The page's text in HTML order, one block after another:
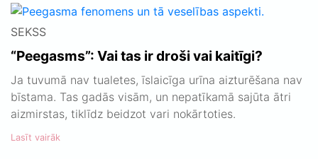
SEKSS
“Peegasms”: Vai tas ir droši vai kaitīgi?
Ja tuvumā nav tualetes, īslaicīga urīna aizturēšana nav
bīstama. Tas gadās visām, un nepatīkamā sajūta ātri
aizmirstas, tiklīdz beidzot vari nokārtoties.
Lasīt vairāk